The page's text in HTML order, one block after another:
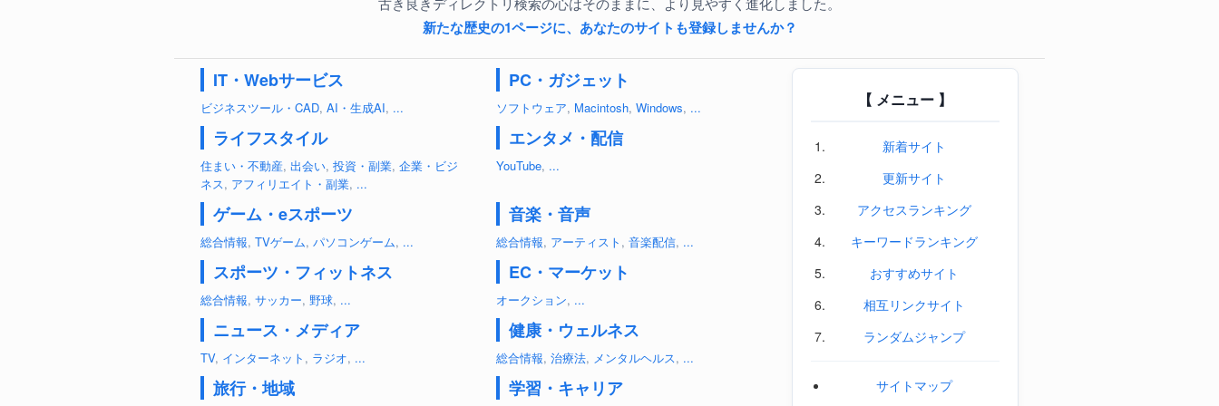
新たな歴史の1ページに、あなたのサイトも登録しませんか？
IT・Webサービス
ビジネスツール・CAD, AI・生成AI, ...
PC・ガジェット
ソフトウェア, Macintosh, Windows, ...
ライフスタイル
住まい・不動産, 出会い, 投資・副業, 企業・ビジ
ネス, アフィリエイト・副業, ...
エンタメ・配信
YouTube, ...
ゲーム・eスポーツ
総合情報, TVゲーム, パソコンゲーム, ...
音楽・音声
総合情報, アーティスト , 音楽配信, ...
スポーツ・フィットネス
総合情報, サッカー, 野球, ...
EC・マーケット
オークション, ...
ニュース・メディア
TV, インターネット , ラジオ, ...
健康・ウェルネス
総合情報, 治療法, メンタルヘルス, ...
旅行・地域 学習・キャリア
【 メニュー 】
新着サイト
更新サイト
アクセスランキング
キーワードランキング
おすすめサイト
相互リンクサイト
ランダムジャンプ
サイトマップ